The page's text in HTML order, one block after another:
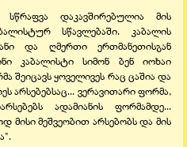
სწრაფვა დაკავშირებულია მის
სწავლებაში. კაბალის
და ღმერთი ერთმანეთისგან
კაბალისტი სიმონ ბენ იოხაი
შეიცავს ყოველივეს რაც ცაშია და
არსებებსაც... ვერავითარი ფორმა,
ადამიანის ფორმამდე...
მისი მეშვეობით არსებობს და მის